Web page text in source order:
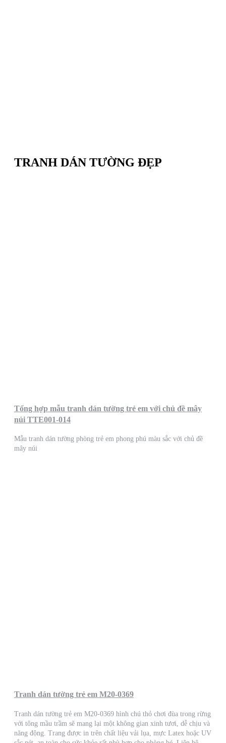
TRANH DÁN TƯỜNG ĐẸP
Tổng hợp mẫu tranh dán tường trẻ em với chủ đề mây
núi TTE001-014
Mẫu tranh dán tường phòng trẻ em phong phú màu sắc với chủ đề
mây núi
Tranh dán tường trẻ em M20-0369
Tranh dán tường trẻ em M20-0369 hình chú thỏ chơi đùa trong rừng
với tông mầu trầm sẽ mang lại một không gian xinh tươi, dễ chịu và
năng động. Trang được in trên chất liệu vải lụa, mực Latex hoặc UV